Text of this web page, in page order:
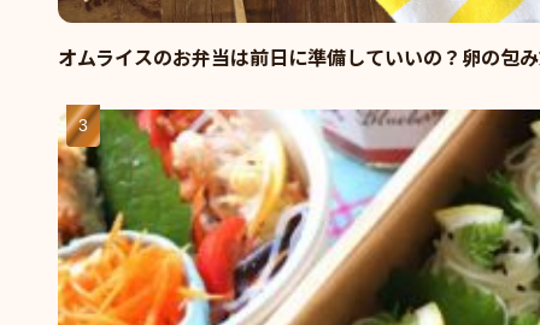
オムライスのお弁当は前日に準備していいの？卵の包